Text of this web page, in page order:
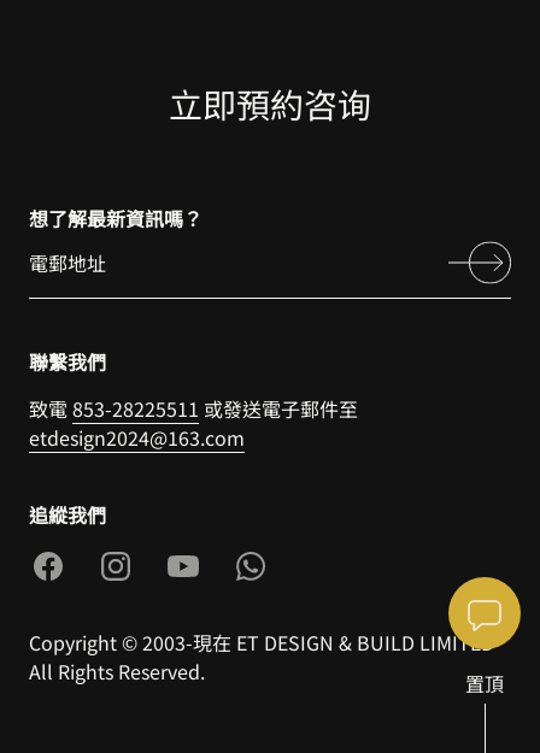
立即預約咨询
想了解最新資訊嗎？
聯繫我們
致電853-28225511 或發送電子郵件至
etdesign2024@163.com
追縱我們
Copyright © 2003-現在 ET DESIGN & BUILD LIMITED
All Rights Reserved.
置頂